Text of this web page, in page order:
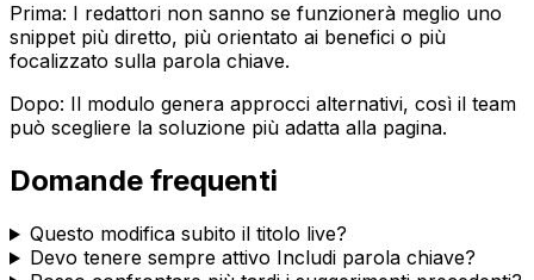
Prima: I redattori non sanno se funzionerà meglio uno
snippet più diretto, più orientato ai benefici o più
focalizzato sulla parola chiave.
Dopo: Il modulo genera approcci alternativi, così il team
può scegliere la soluzione più adatta alla pagina.
Domande frequenti
Questo modifica subito il titolo live?
Devo tenere sempre attivo Includi parola chiave?